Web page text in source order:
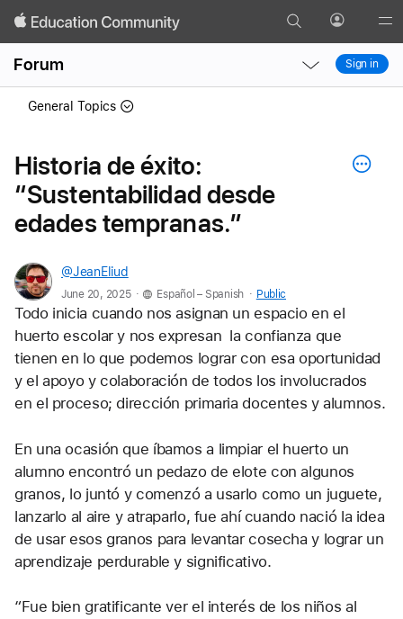
Search Profile
Forum
Local
Nav
Local
Nav
Sign in
General Topics
Historia de éxito:
“Sustentabilidad desde
edades tempranas.”
@JeanEliud
June 20, 2025 . Español – Spanish . Public
Todo inicia cuando nos asignan un espacio en el
huerto escolar y nos expresan  la confianza que
tienen en lo que podemos lograr con esa oportunidad
y el apoyo y colaboración de todos los involucrados
en el proceso; dirección primaria docentes y alumnos.
En una ocasión que íbamos a limpiar el huerto un
alumno encontró un pedazo de elote con algunos
granos, lo juntó y comenzó a usarlo como un juguete,
lanzarlo al aire y atraparlo, fue ahí cuando nació la idea
de usar esos granos para levantar cosecha y lograr un
aprendizaje perdurable y significativo.
“Fue bien gratificante ver el interés de los niños al